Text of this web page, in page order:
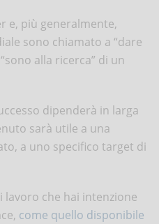
e, più generalmente,
sono chiamato a “dare
alla ricerca” di un
dipenderà in larga
sarà utile a una
a uno specifico target di
lavoro che hai intenzione
come quello disponibile